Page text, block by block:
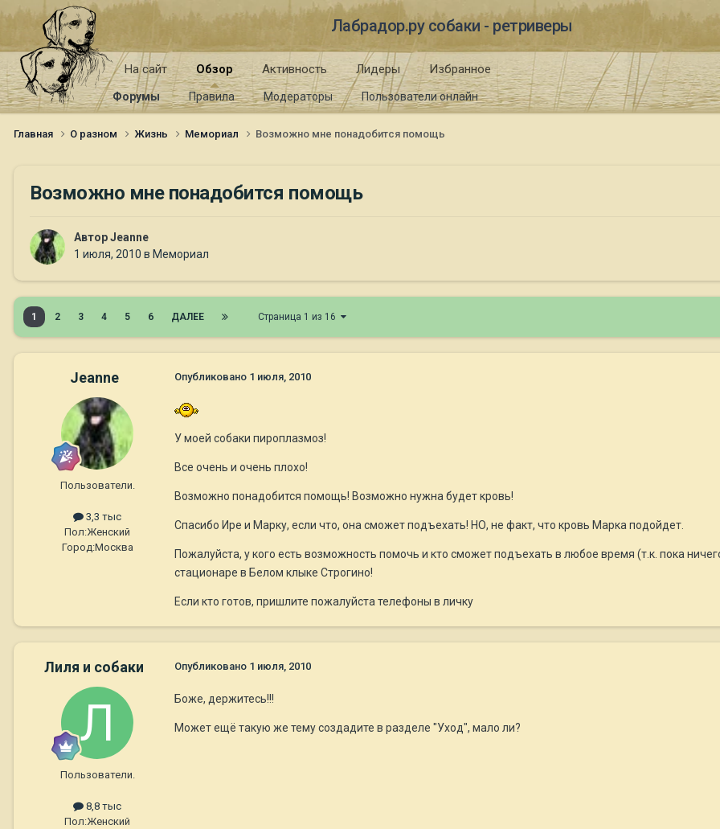
Лабрадор.ру собаки - ретриверы
На сайт Обзор
Форумы Правила Модераторы Пользователи онлайн
Активность Лидеры Избранное
Главная О разном Жизнь Мемориал Возможно мне понадобится помощь
Возможно мне понадобится помощь
АвторJeanne
1 июля, 2010 в Мемориал
1 2 3 4 5 6 ДАЛЕЕ Страница 1 из 16
Jeanne
Пользователи.
3,3 тыс
Пол:Женский
Город:Москва
Опубликовано 1 июля, 2010
У моей собаки пироплазмоз!
Все очень и очень плохо!
Возможно понадобится помощь! Возможно нужна будет кровь!
Спасибо Ире и Марку, если что, она сможет подъехать! НО, не факт, что кровь Марка подойдет.
Пожалуйста, у кого есть возможность помочь и кто сможет подъехать в любое время (т.к. пока
стационаре в Белом клыке Строгино!
Если кто готов, пришлите пожалуйста телефоны в личку
Лиля и собаки
Пользователи.
8,8 тыс
Пол:Женский
Опубликовано 1 июля, 2010
Боже, держитесь!!!
Может ещё такую же тему создадите в разделе "Уход", мало ли?